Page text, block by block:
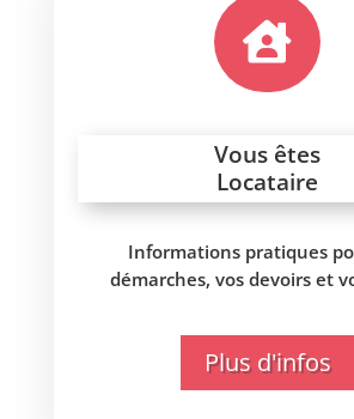

Vous êtes
Locataire
Informations pratiques
démarches, vos devoirs et
Plus d'infos